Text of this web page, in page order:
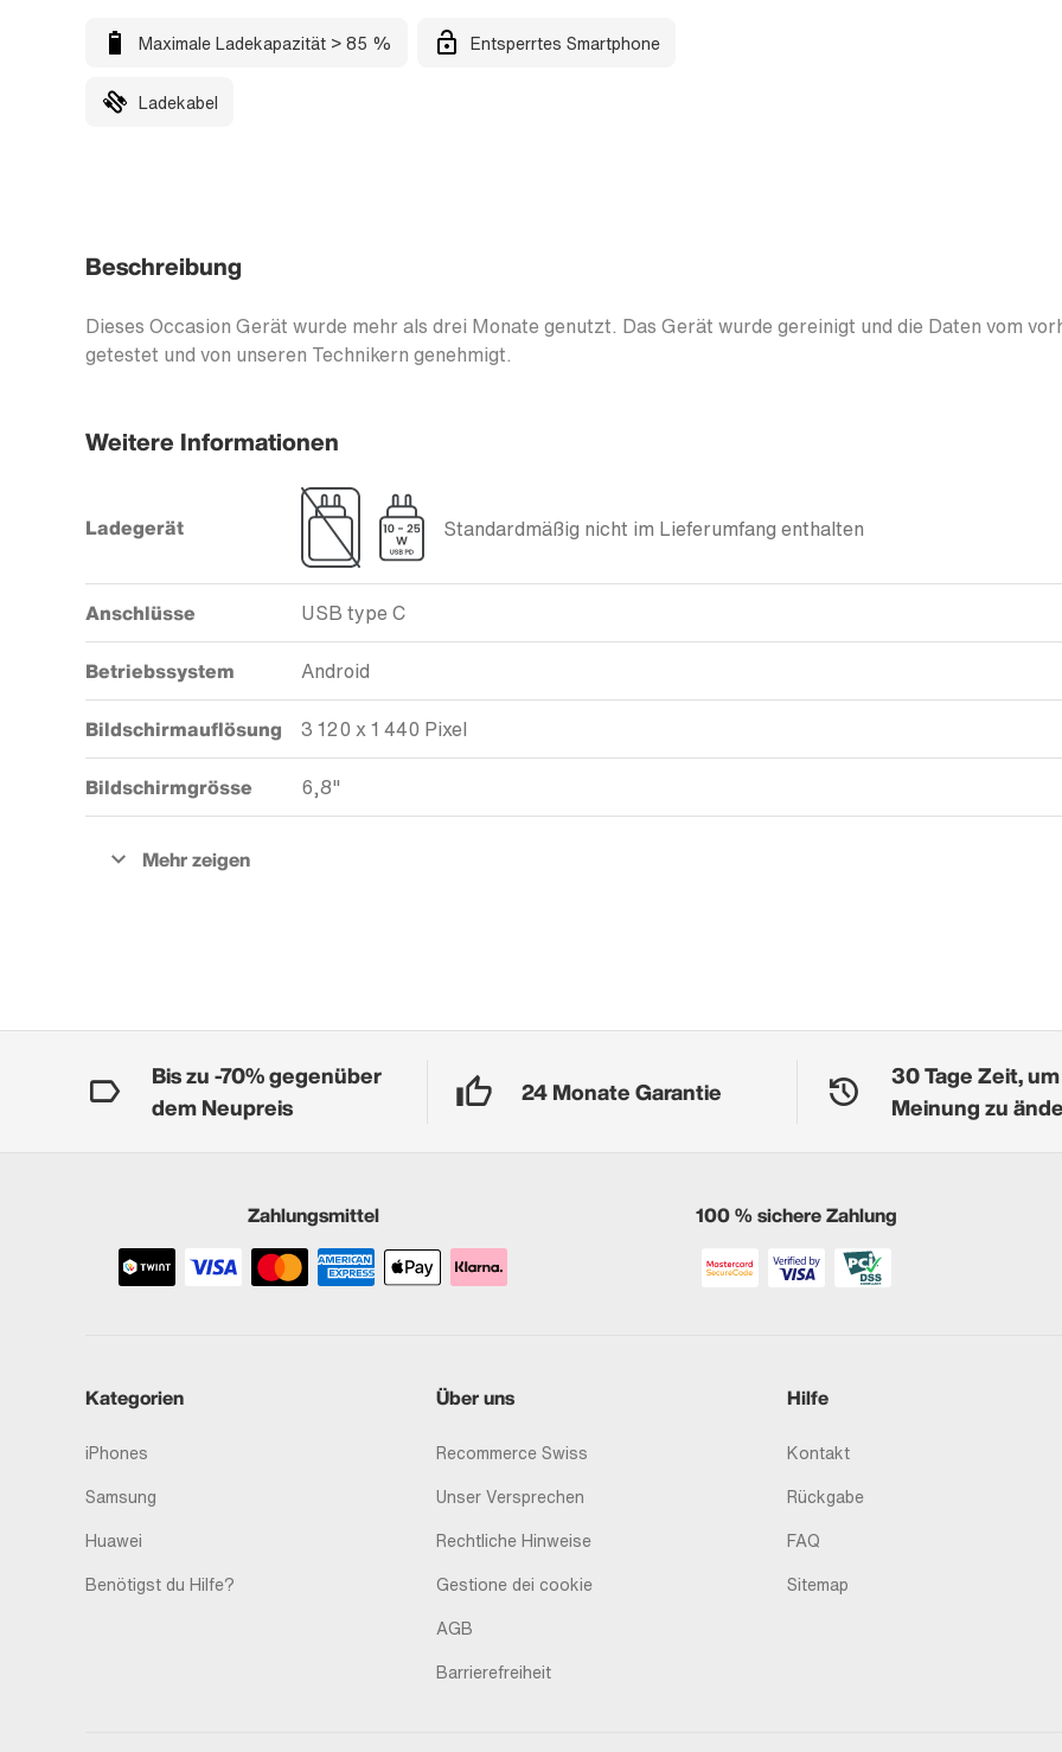
Maximale Ladekapazität > 85 % Entsperrtes Smartphone
Ladekabel
Beschreibung
Dieses Occasion Gerät wurde mehr als drei Monate genutzt. Das Gerät wurde gereinigt und die Daten vom
getestet und von unseren Technikern genehmigt.
Weitere Informationen
Ladegerät Standardmäßig nicht im Lieferumfang enthalten
Anschlüsse USB type C
Betriebssystem Android
Bildschirmauflösung 3 120 x 1 440 Pixel
Bildschirmgrösse 6,8"
Bis zu -70% gegenüber
dem Neupreis
24 Monate Garantie
30 Tage Zeit,
Meinung zu
Zahlungsmittel 100 % sichere Zahlung
Kategorien
iPhones
Samsung
Huawei
Benötigst du Hilfe?
Über uns
Recommerce Swiss
Unser Versprechen
Rechtliche Hinweise
Gestione dei cookie
AGB
Barrierefreiheit
Hilfe
Kontakt
Rückgabe
FAQ
Sitemap